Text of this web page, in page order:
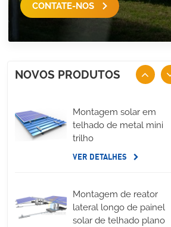
CONTATE-NOS
NOVOS PRODUTOS
Montagem solar em
telhado de metal mini
trilho
VER DETALHES
Montagem de reator
lateral longo de painel
solar de telhado plano